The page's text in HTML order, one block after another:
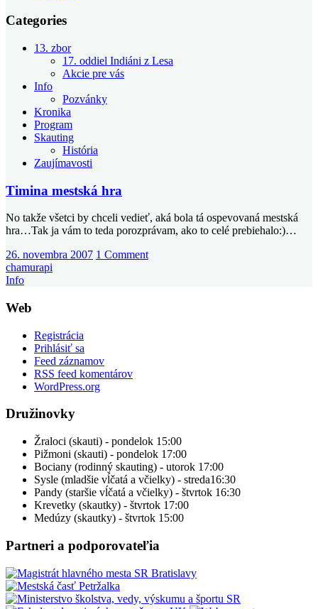
Categories
13. zbor
17. oddiel Indiáni z Lesa
Akcie pre vás
Info
Pozvánky
Kronika
Program
Skauting
História
Zaujímavosti
Timina mestská hra
No takže všetci by chceli vedieť, aká bola tá ospevovaná mestská
hra…Tak ja vám to teda porozprávam, ako to celé prebiehalo:)…
26. novembra 2007 1 Comment
chamurapi
Info
Web
Registrácia
Prihlásiť sa
Feed záznamov
RSS feed komentárov
WordPress.org
Družinovky
Žraloci (skauti) - pondelok 15:00
Pižmoni (skauti) - pondelok 17:00
Bociany (rodinný skauting) - utorok 17:00
Sysle (mladšie vĺčatá a včielky) - streda16:30
Pandy (staršie vĺčatá a včielky) - štvrtok 16:30
Krevetky (skautky) - štvrtok 17:00
Medúzy (skautky) - štvrtok 15:00
Partneri a podporovateľia